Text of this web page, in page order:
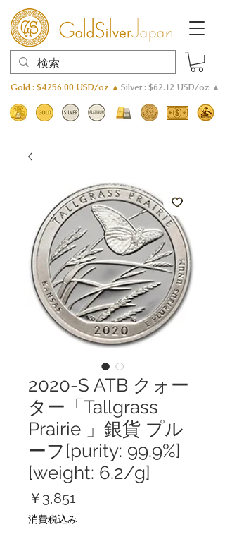
Gold : $4256.00 USD/oz ▲ Silver : $62.12 USD/oz ▲
2020-S ATB クォー
ター「Tallgrass
Prairie 」銀貨 プル
ーフ[purity: 99.9%]
[weight: 6.2/g]
￥3,851
格
消費税込み